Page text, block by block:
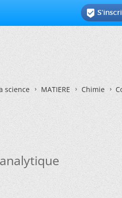

science MATIERE Chimie